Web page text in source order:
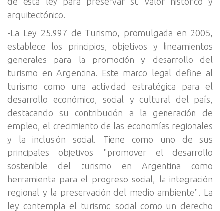
arquitectónico.
-La Ley 25.997 de Turismo, promulgada en 2005,
establece los principios, objetivos y lineamientos
generales para la promoción y desarrollo del
turismo en Argentina. Este marco legal define al
turismo como una actividad estratégica para el
desarrollo económico, social y cultural del país,
destacando su contribución a la generación de
empleo, el crecimiento de las economías regionales
y la inclusión social. Tiene como uno de sus
principales objetivos "promover el desarrollo
sostenible del turismo en Argentina como
herramienta para el progreso social, la integración
regional y la preservación del medio ambiente". La
ley contempla el turismo social como un derecho